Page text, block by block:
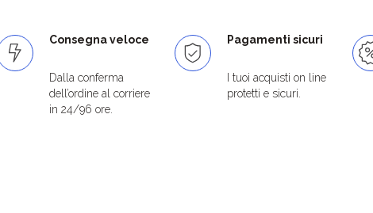
Consegna veloce
Dalla conferma
dell’ordine al corriere
in 24/96 ore.
Pagamenti sicuri
I tuoi acquisti on line
protetti e sicuri.